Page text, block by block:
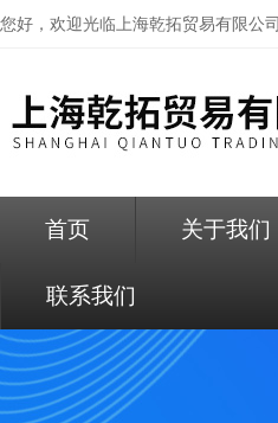
您好，欢迎光临上海乾拓贸易有限公司
首页 关于我们
联系我们